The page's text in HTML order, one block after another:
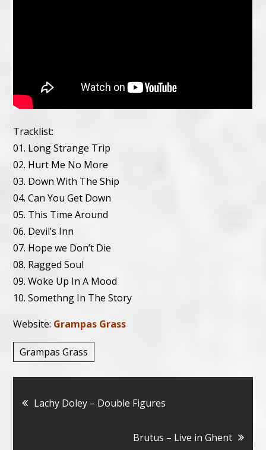
Tracklist:
01. Long Strange Trip
02. Hurt Me No More
03. Down With The Ship
04. Can You Get Down
05. This Time Around
06. Devil’s Inn
07. Hope we Don’t Die
08. Ragged Soul
09. Woke Up In A Mood
10. Somethng In The Story
Website: Grampas Grass
Grampas Grass
Bericht
navigatie
Lachy Doley – Double Figures
Brutus – Live in Ghent